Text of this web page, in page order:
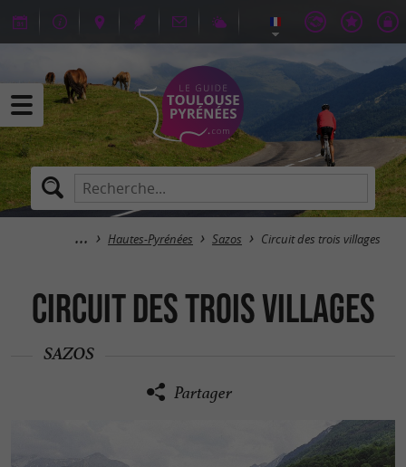
Hautes-Pyrénées Sazos Circuit des trois villages
Circuit des trois villages
SAZOS
Partager